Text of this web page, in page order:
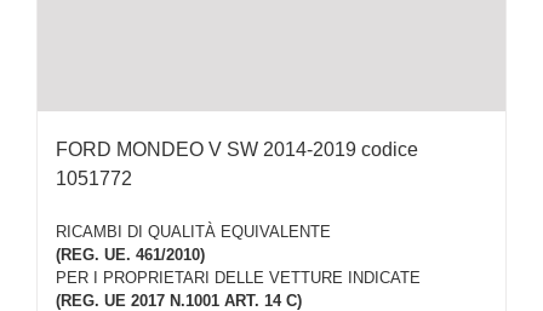
FORD MONDEO V SW 2014-2019 codice
1051772
RICAMBI DI QUALITÀ EQUIVALENTE
(REG. UE. 461/2010)
PER I PROPRIETARI DELLE VETTURE INDICATE
(REG. UE 2017 N.1001 ART. 14 C)